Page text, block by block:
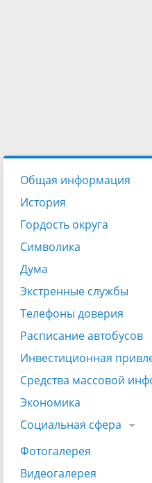
Общая информация
История
Гордость округа
Символика
Дума
Экстренные службы
Телефоны доверия
Расписание автобусов
Инвестиционная
Средства массовой
Экономика
Социальная сфера
Фотогалерея
Видеогалерея